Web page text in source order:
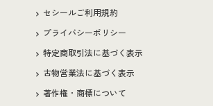
セシールご利用規約
プライバシーポリシー
特定商取引法に基づく表示
古物営業法に基づく表示
著作権・商標について